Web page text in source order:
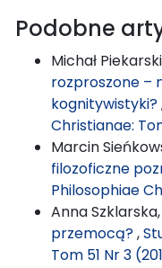
Podobne
Michał
rozproszone –
kognitywistyki?
Christianae:
Marcin
filozoficzne
Philosophiae
Anna Szklarska,
przemocą?,
Tom 51 Nr 3